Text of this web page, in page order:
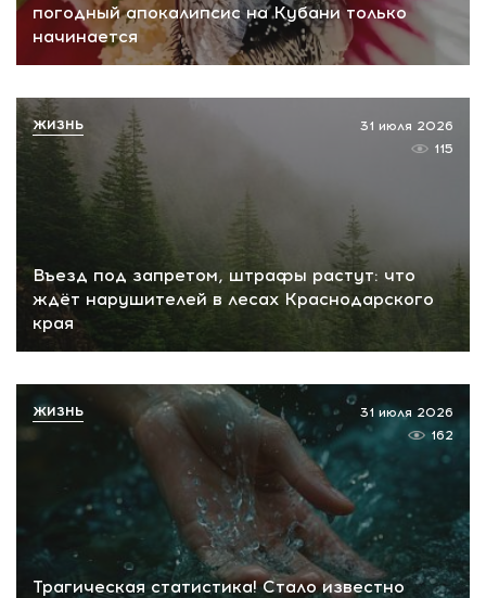
погодный апокалипсис на Кубани только
начинается
Въезд под запретом, штрафы растут: что
ждёт нарушителей в лесах Краснодарского
края
31 июля 2026
115
ЖИЗНЬ
Трагическая статистика! Стало известно
31 июля 2026
162
ЖИЗНЬ